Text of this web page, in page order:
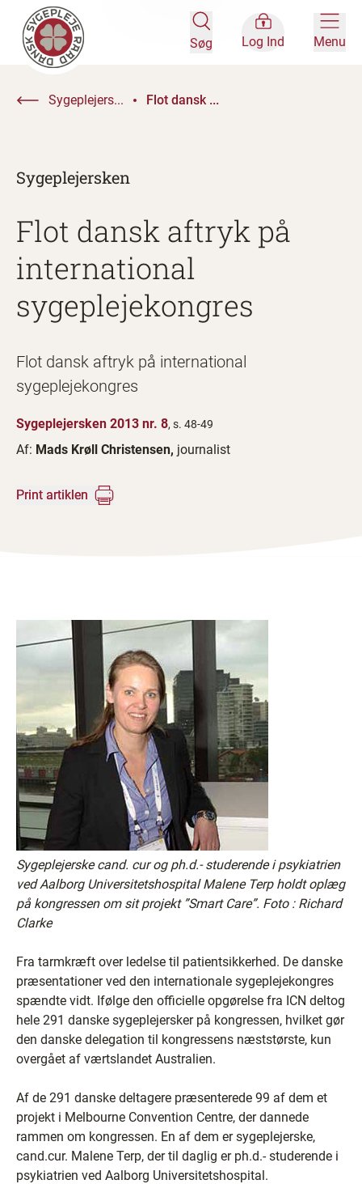
Søg Log Ind Menu
Sygeplejers... Flot dansk ...
Sygeplejersken
Flot dansk aftryk på
international
sygeplejekongres
Flot dansk aftryk på international
sygeplejekongres
Sygeplejersken 2013 nr. 8, s. 48-49
Af: Mads Krøll Christensen, journalist
Print artiklen
Sygeplejerske cand. cur og ph.d.- studerende i psykiatrien
ved Aalborg Universitetshospital Malene Terp holdt oplæg
på kongressen om sit projekt ”Smart Care”. Foto : Richard
Clarke
Fra tarmkræft over ledelse til patientsikkerhed. De danske
præsentationer ved den internationale sygeplejekongres
spændte vidt. Ifølge den officielle opgørelse fra ICN deltog
hele 291 danske sygeplejersker på kongressen, hvilket gør
den danske delegation til kongressens næststørste, kun
overgået af værtslandet Australien.
Af de 291 danske deltagere præsenterede 99 af dem et
projekt i Melbourne Convention Centre, der dannede
rammen om kongressen. En af dem er sygeplejerske,
cand.cur. Malene Terp, der til daglig er ph.d.- studerende i
psykiatrien ved Aalborg Universitetshospital.